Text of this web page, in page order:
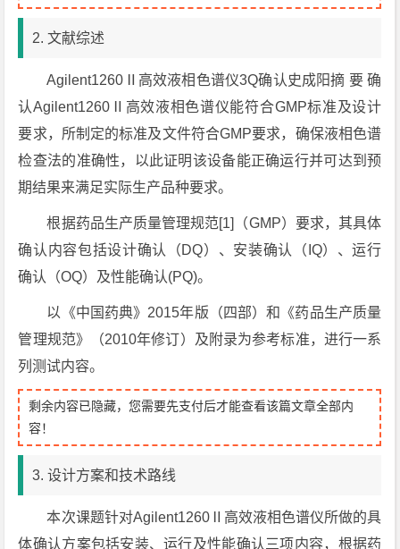
2. 文献综述
Agilent1260Ⅱ高效液相色谱仪3Q确认史成阳摘 要 确
认Agilent1260Ⅱ高效液相色谱仪能符合GMP标准及设计
要求，所制定的标准及文件符合GMP要求，确保液相色谱
检查法的准确性，以此证明该设备能正确运行并可达到预
期结果来满足实际生产品种要求。
根据药品生产质量管理规范[1]（GMP）要求，其具体
确认内容包括设计确认（DQ）、安装确认（IQ）、运行
确认（OQ）及性能确认(PQ)。
以《中国药典》2015年版（四部）和《药品生产质量
管理规范》（2010年修订）及附录为参考标准，进行一系
列测试内容。
剩余内容已隐藏，您需要先支付后才能查看该篇文章全部内
容！
3. 设计方案和技术路线
本次课题针对Agilent1260Ⅱ高效液相色谱仪所做的具
体确认方案包括安装、运行及性能确认三项内容，根据药